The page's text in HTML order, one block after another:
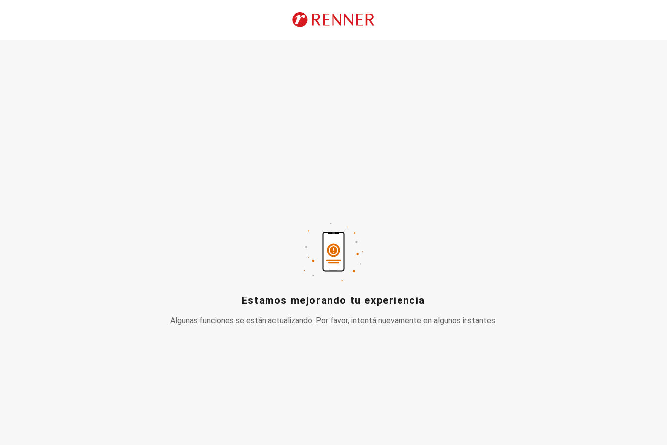
Estamos mejorando tu experiencia
Algunas funciones se están actualizando. Por favor, intentá nuevamente en algunos instantes.